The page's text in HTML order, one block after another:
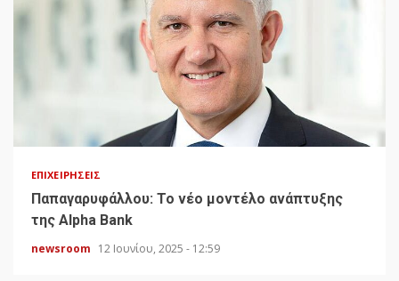
ΕΠΙΧΕΙΡΉΣΕΙΣ
Παπαγαρυφάλλου: Το νέο μοντέλο ανάπτυξης
της Alpha Bank
newsroom 12 Ιουνίου, 2025 - 12:59